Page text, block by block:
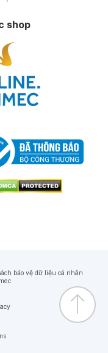
shop
bảo vệ dữ liệu cá nhân